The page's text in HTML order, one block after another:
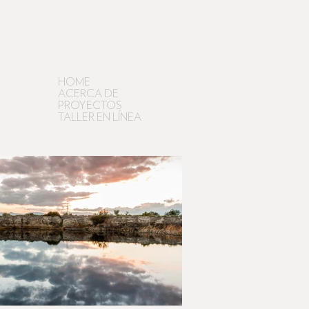
HOME
ACERCA DE
PROYECTOS
TALLER EN LÍNEA